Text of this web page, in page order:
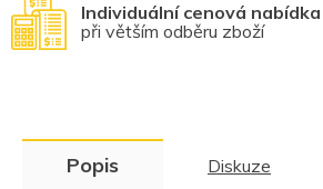
Individuální cenová nabídka
při větším odběru zboží
Popis Diskuze